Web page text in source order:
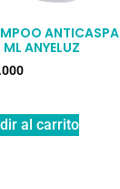
ANTICASPA
ANYELUZ
al carrito